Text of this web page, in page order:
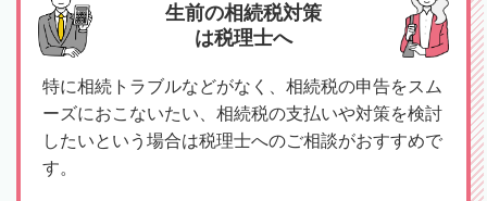
生前の相続税対策
は税理士へ
特に相続トラブルなどがなく、相続税の申告をスム
ーズにおこないたい、相続税の支払いや対策を検討
したいという場合は税理士へのご相談がおすすめで
す。